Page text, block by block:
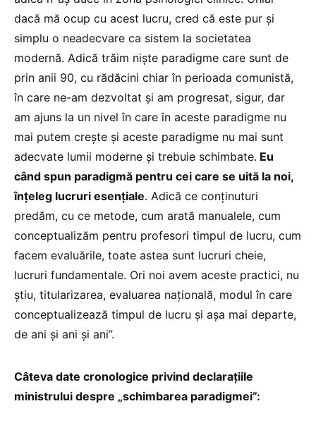
dacă mă ocup cu acest lucru, cred că este pur și
simplu o neadecvare ca sistem la societatea
modernă. Adică trăim niște paradigme care sunt de
prin anii 90, cu rădăcini chiar în perioada comunistă,
în care ne-am dezvoltat și am progresat, sigur, dar
am ajuns la un nivel în care în aceste paradigme nu
mai putem crește și aceste paradigme nu mai sunt
adecvate lumii moderne și trebuie schimbate. Eu
când spun paradigmă pentru cei care se uită la noi,
înțeleg lucruri esențiale. Adică ce conținuturi
predăm, cu ce metode, cum arată manualele, cum
conceptualizăm pentru profesori timpul de lucru, cum
facem evaluările, toate astea sunt lucruri cheie,
lucruri fundamentale. Ori noi avem aceste practici, nu
știu, titularizarea, evaluarea națională, modul în care
conceptualizează timpul de lucru și așa mai departe,
de ani și ani și ani”.
Câteva date cronologice privind declarațiile
ministrului despre „schimbarea paradigmei”: